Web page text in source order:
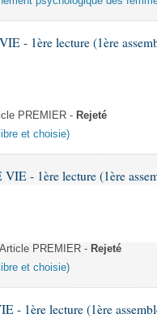
- 1ère lecture (1ère
PREMIER - Rejeté
et choisie)
- 1ère lecture (1ère
PREMIER - Rejeté
et choisie)
- 1ère lecture (1ère